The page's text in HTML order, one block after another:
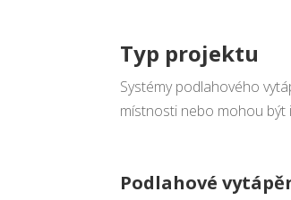
Typ projektu
Systémy podlahového
místnosti nebo mohou být
Podlahové